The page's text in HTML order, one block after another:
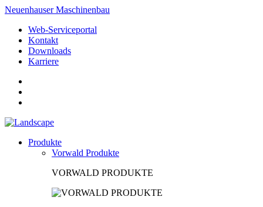
Neuenhauser Maschinenbau
Web-Serviceportal
Kontakt
Downloads
Karriere
Produkte
Vorwald Produkte
VORWALD PRODUKTE